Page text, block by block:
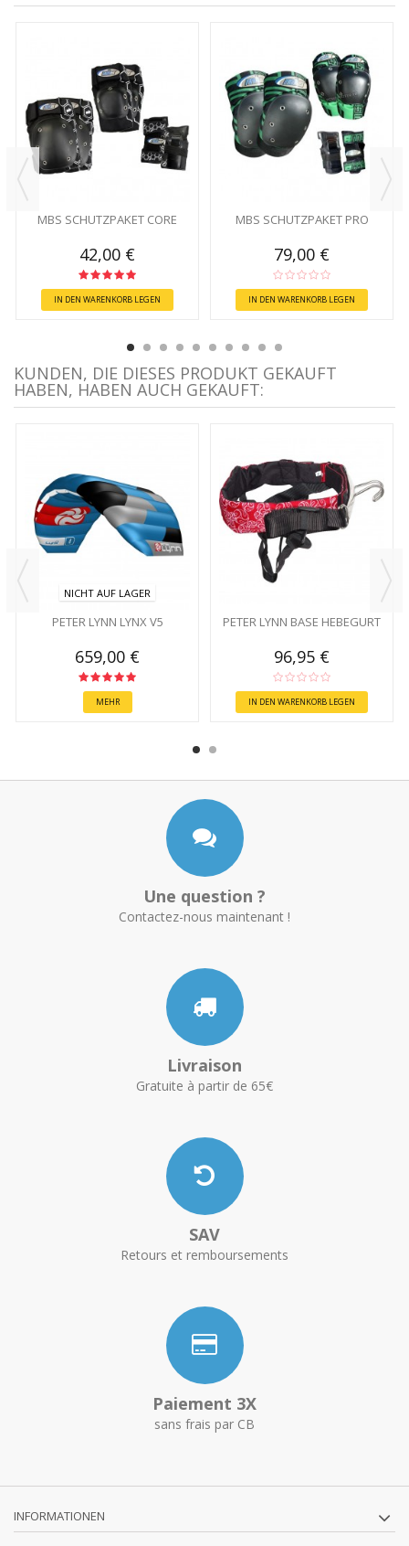
MBS SCHUTZPAKET CORE
42,00 €
IN DEN WARENKORB LEGEN
MBS SCHUTZPAKET PRO
79,00 €
IN DEN WARENKORB LEGEN
KUNDEN, DIE DIESES PRODUKT GEKAUFT
HABEN, HABEN AUCH GEKAUFT:
NICHT AUF LAGER
PETER LYNN LYNX V5
659,00 €
MEHR
PETER LYNN BASE HEBEGURT
96,95 €
IN DEN WARENKORB LEGEN
Une question ?
Contactez-nous maintenant !
Livraison
Gratuite à partir de 65€
SAV
Retours et remboursements
Paiement 3X
sans frais par CB
INFORMATIONEN